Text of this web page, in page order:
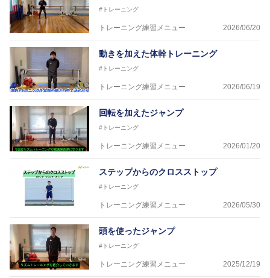
#トレーニング
トレーニング練習メニュー 2026/06/20
動きを加えた体幹トレーニング
#トレーニング
トレーニング練習メニュー 2026/06/19
回転を加えたジャンプ
#トレーニング
トレーニング練習メニュー 2026/01/20
ステップからのクロスストップ
#トレーニング
トレーニング練習メニュー 2026/05/30
頭を使ったジャンプ
#トレーニング
トレーニング練習メニュー 2025/12/19